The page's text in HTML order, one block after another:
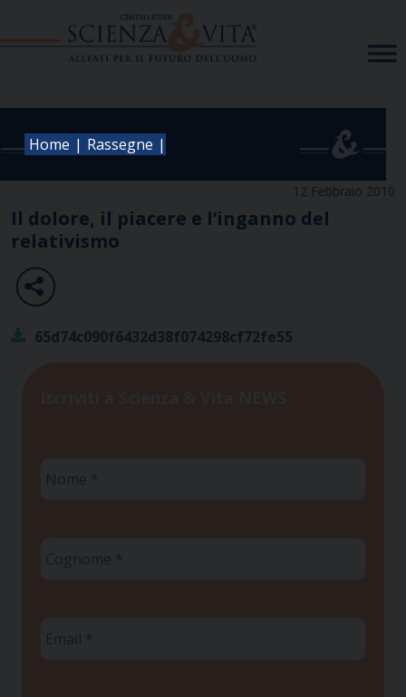
Home | Rassegne |
12 Febbraio 2010
Il dolore, il piacere e l’inganno del
relativismo
65d74c090f6432d38f074298cf72fe55